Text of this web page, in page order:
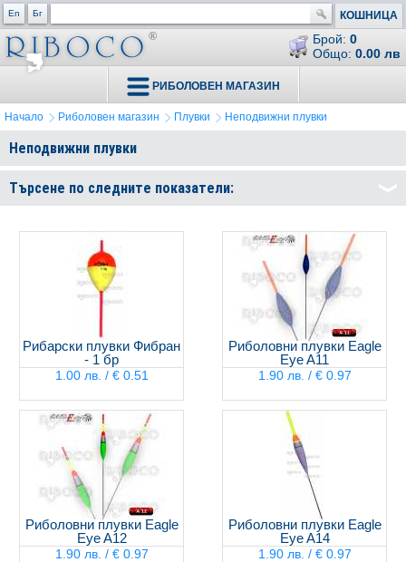
En Бг КОШНИЦА
Брой: 0
Общо: 0.00 лв
РИБОЛОВЕН МАГАЗИН
Начало Риболовен магазин Плувки Неподвижни плувки
Неподвижни плувки
Търсене по следните показатели:
Рибарски плувки Фибран
- 1 бр
1.00 лв. / € 0.51
Риболовни плувки Eagle
Eye A11
1.90 лв. / € 0.97
Риболовни плувки Eagle
Eye A12
1.90 лв. / € 0.97
Риболовни плувки Eagle
Eye A14
1.90 лв. / € 0.97